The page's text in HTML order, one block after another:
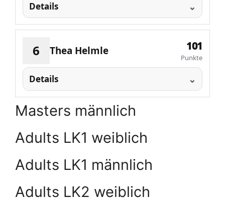
Details
6 Thea Helmle 101
Punkte
Details
Masters männlich
Adults LK1 weiblich
Adults LK1 männlich
Adults LK2 weiblich